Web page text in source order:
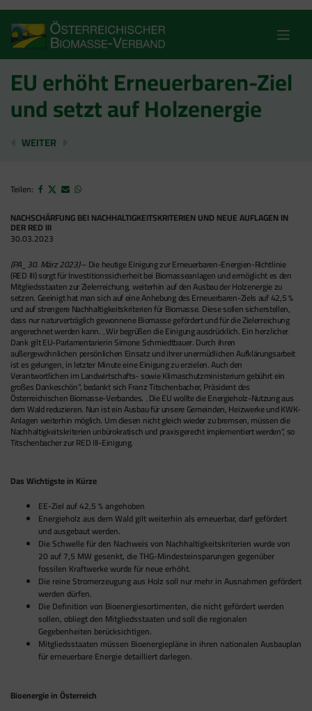
content
EU erhöht Erneuerbaren-Ziel
und setzt auf Holzenergie
IPCC-BERICHT: AUSBAU DER ERNEUERBAREN
WEITER
Teilen:
NACHSCHÄRFUNG BEI NACHHALTIGKEITSKRITERIEN UND NEUE AUFLAGEN IN
DER RED III
30.03.2023
(PA_30. März 2023)– Die heutige Einigung zur Erneuerbaren-Energien-Richtlinie
(RED III) sorgt für Investitionssicherheit bei Biomasseanlagen und ermöglicht es den
Mitgliedsstaaten zur Zielerreichung, weiterhin auf den Ausbau der Holzenergie zu
setzen. Geeinigt hat man sich auf eine Anhebung des Erneuerbaren-Ziels auf 42,5 %
und auf strengere Nachhaltigkeitskriterien für Biomasse. Diese sollen sicherstellen,
dass nur naturverträglich gewonnene Biomasse gefördert und für die Zielerreichung
angerechnet werden kann. „Wir begrüßen die Einigung ausdrücklich. Ein herzlicher
Dank gilt EU-Parlamentarierin Simone Schmiedtbauer. Durch ihren
außergewöhnlichen persönlichen Einsatz und ihrer unermüdlichen Aufklärungsarbeit
ist es gelungen, in letzter Minute eine Einigung zu erzielen. Auch den
Verantwortlichen im Landwirtschafts- sowie Klimaschutzministerium gebührt ein
großes Dankeschön“, bedankt sich Franz Titschenbacher, Präsident des
Österreichischen Biomasse-Verbandes. „Die EU wollte die Energieholz-Nutzung aus
dem Wald reduzieren. Nun ist ein Ausbau für unsere Gemeinden, Heizwerke und KWK-
Anlagen weiterhin möglich. Um diesen nicht gleich wieder zu bremsen, müssen die
Nachhaltigkeitskriterien unbürokratisch und praxisgerecht implementiert werden“, so
Titschenbacher zur RED III-Einigung.
Das Wichtigste in Kürze
EE-Ziel auf 42,5 % angehoben
Energieholz aus dem Wald gilt weiterhin als erneuerbar, darf gefördert
und ausgebaut werden.
Die Schwelle für den Nachweis von Nachhaltigkeitskriterien wurde von
20 auf 7,5 MW gesenkt, die THG-Mindesteinsparungen gegenüber
fossilen Kraftwerke wurde für neue erhöht.
Die reine Stromerzeugung aus Holz soll nur mehr in Ausnahmen gefördert
werden dürfen.
Die Definition von Bioenergiesortimenten, die nicht gefördert werden
sollen, obliegt den Mitgliedsstaaten und soll die regionalen
Gegebenheiten berücksichtigen.
Mitgliedsstaaten müssen Bioenergiepläne in ihren nationalen Ausbauplan
für erneuerbare Energie detailliert darlegen.
Bioenergie in Österreich